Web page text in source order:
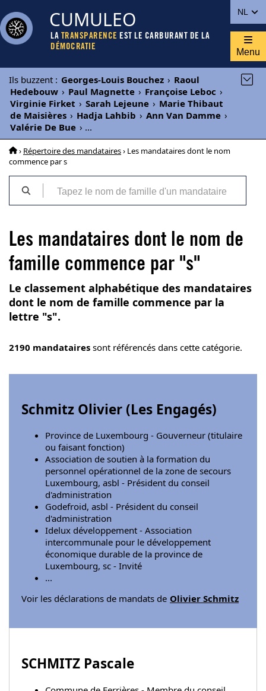
NL
CUMULEO
LA TRANSPARENCE EST LE CARBURANT DE LA
DÉMOCRATIE
Menu
Ils buzzent : Georges-Louis Bouchez › Raoul
Hedebouw › Paul Magnette › Françoise Leboc ›
Virginie Firket › Sarah Lejeune › Marie Thibaut
de Maisières › Hadja Lahbib › Ann Van Damme ›
Valérie De Bue › ...
› Répertoire des mandataires› Les mandataires dont le nom
commence par s
Les mandataires dont le nom de
famille commence par "s"
Le classement alphabétique des mandataires
dont le nom de famille commence par la
lettre "s".
2190 mandataires sont référencés dans cette catégorie.
Schmitz Olivier (Les Engagés)
Province de Luxembourg - Gouverneur (titulaire
ou faisant fonction)
Association de soutien à la formation du
personnel opérationnel de la zone de secours
Luxembourg, asbl - Président du conseil
d'administration
Godefroid, asbl - Président du conseil
d'administration
Idelux développement - Association
intercommunale pour le développement
économique durable de la province de
Luxembourg, sc - Invité
...
Voir les déclarations de mandats de Olivier Schmitz
SCHMITZ Pascale